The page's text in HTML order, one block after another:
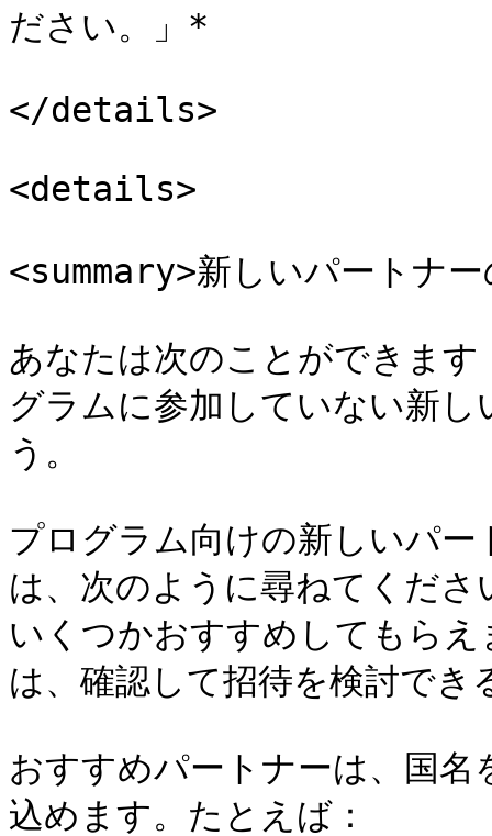
ださい。」*
</details>
<details>
<summary>新しいパートナ
あなたは次のことができ
グラムに参加していない新
う。
プログラム向けの新しいパ
は、次のように尋ねてくだ
いくつかおすすめしても
は、確認して招待を検討で
おすすめパートナーは、国
込めます。たとえば：